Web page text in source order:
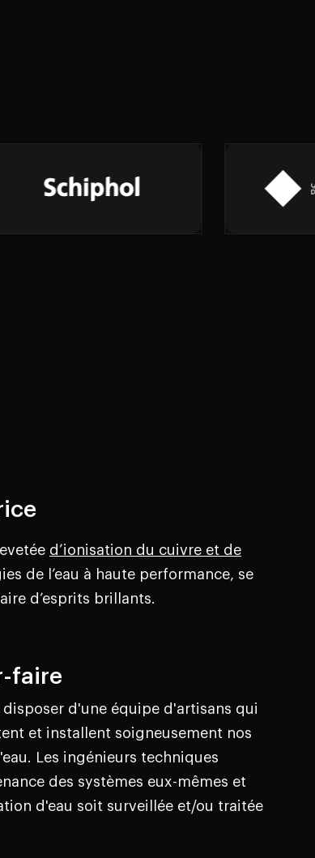
d’ionisation du cuivre et de
de l’eau à haute performance, se
d’esprits brillants.
faire
disposer d'une équipe d'artisans qui
et installent soigneusement nos
Les ingénieurs techniques
des systèmes eux-mêmes et
d'eau soit surveillée et/ou traitée